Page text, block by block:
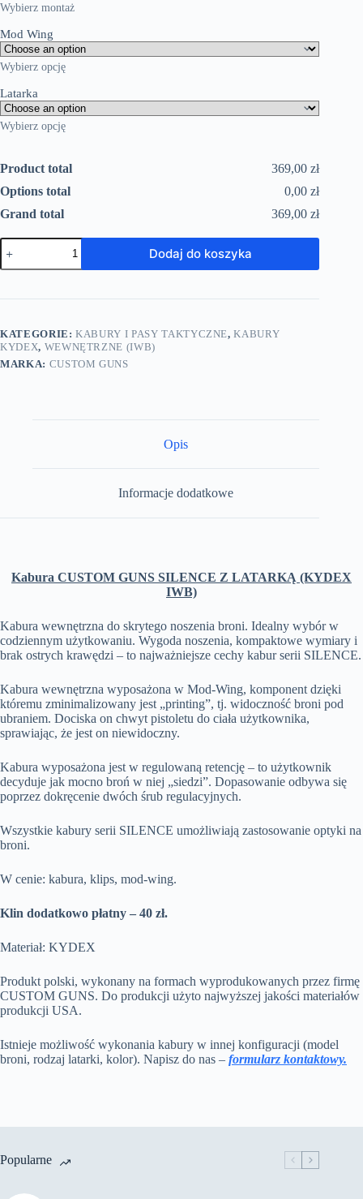
Wybierz montaż
Mod Wing
Wybierz opcję
Latarka
Wybierz opcję
Product total
369,00 zł
Options total
0,00 zł
Grand total
369,00 zł
Dodaj do koszyka
KATEGORIE:KABURY I PASY TAKTYCZNE,KABURY
KYDEX, WEWNĘTRZNE (IWB)
MARKA: CUSTOM GUNS
Opis
Informacje dodatkowe
Kabura CUSTOM GUNS SILENCE Z LATARKĄ (KYDEX
IWB)
Kabura wewnętrzna do skrytego noszenia broni. Idealny wybór w
codziennym użytkowaniu. Wygoda noszenia, kompaktowe wymiary i
brak ostrych krawędzi – to najważniejsze cechy kabur serii SILENCE.
Kabura wewnętrzna wyposażona w Mod-Wing, komponent dzięki
któremu zminimalizowany jest „printing”, tj. widoczność broni pod
ubraniem. Dociska on chwyt pistoletu do ciała użytkownika,
sprawiając, że jest on niewidoczny.
Kabura wyposażona jest w regulowaną retencję – to użytkownik
decyduje jak mocno broń w niej „siedzi”. Dopasowanie odbywa się
poprzez dokręcenie dwóch śrub regulacyjnych.
Wszystkie kabury serii SILENCE umożliwiają zastosowanie optyki na
broni.
W cenie: kabura, klips, mod-wing.
Klin dodatkowo płatny – 40 zł.
Materiał: KYDEX
Produkt polski, wykonany na formach wyprodukowanych przez firmę
CUSTOM GUNS. Do produkcji użyto najwyższej jakości materiałów
produkcji USA.
Istnieje możliwość wykonania kabury w innej konfiguracji (model
broni, rodzaj latarki, kolor). Napisz do nas – formularz kontaktowy.
Popularne